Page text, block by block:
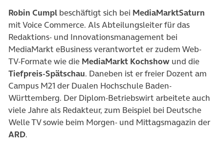
Robin Cumpl beschäftigt sich bei MediaMarktSaturn
mit Voice Commerce. Als Abteilungsleiter für das
Redaktions- und Innovationsmanagement bei
MediaMarkt eBusiness verantwortet er zudem Web-
TV-Formate wie die MediaMarkt Kochshow und die
Tiefpreis-Spätschau. Daneben ist er freier Dozent am
Campus M21 der Dualen Hochschule Baden-
Württemberg. Der Diplom-Betriebswirt arbeitete auch
viele Jahre als Redakteur, zum Beispiel bei Deutsche
Welle TV sowie beim Morgen- und Mittagsmagazin der
ARD.